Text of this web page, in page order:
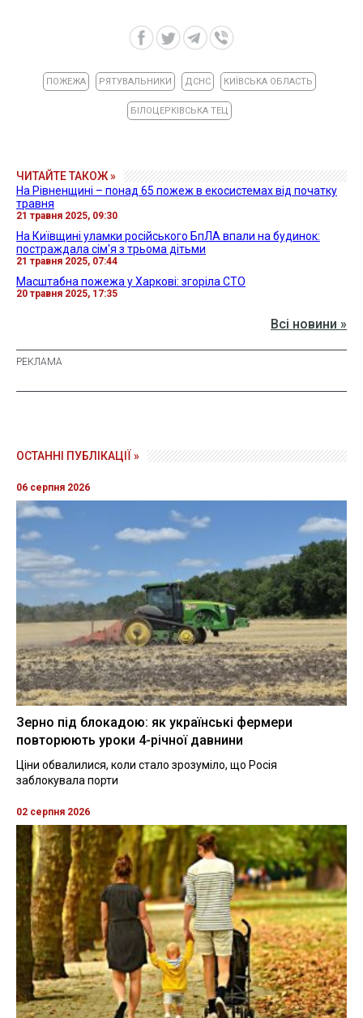
ПОЖЕЖА РЯТУВАЛЬНИКИ ДСНС КИЇВСЬКА ОБЛАСТЬ
БІЛОЦЕРКІВСЬКА ТЕЦ
ЧИТАЙТЕ ТАКОЖ »
На Рівненщині – понад 65 пожеж в екосистемах від початку
травня
21 травня 2025, 09:30
На Київщині уламки російського БпЛА впали на будинок:
постраждала сім'я з трьома дітьми
21 травня 2025, 07:44
Масштабна пожежа у Харкові: згоріла СТО
20 травня 2025, 17:35
Всі новини »
ОСТАННІ ПУБЛІКАЦІЇ »
06 серпня 2026
Зерно під блокадою: як українські фермери
повторюють уроки 4-річної давнини
Ціни обвалилися, коли стало зрозуміло, що Росія
заблокувала порти
02 серпня 2026